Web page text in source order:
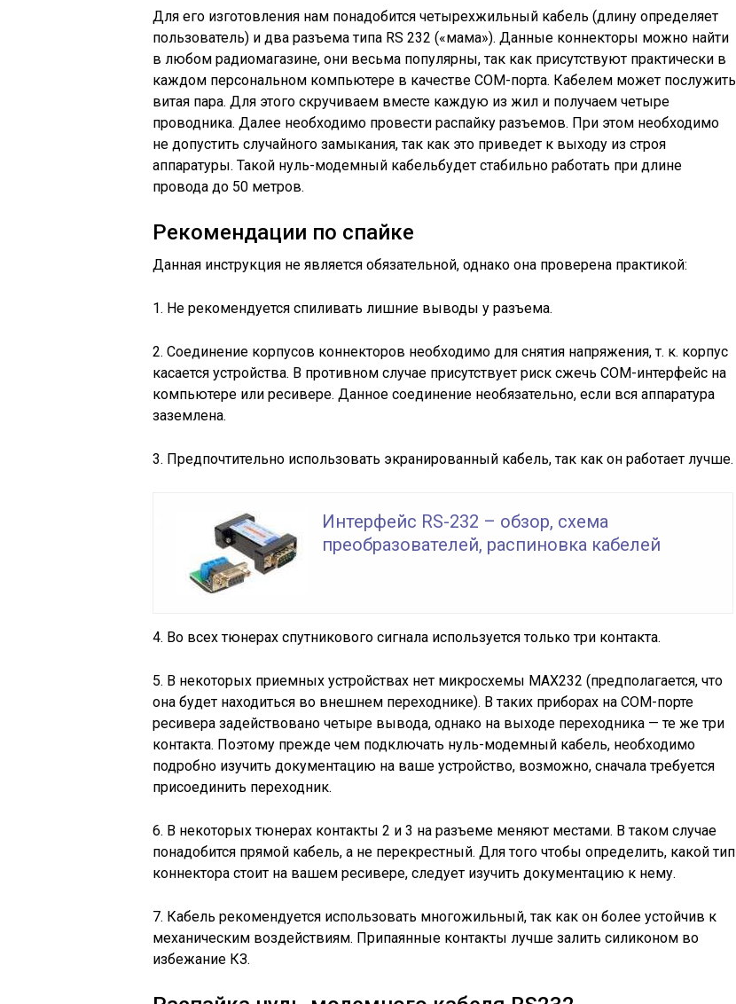
Для его изготовления нам понадобится четырехжильный кабель (длину определяет
пользователь) и два разъема типа RS 232 («мама»). Данные коннекторы можно найти
в любом радиомагазине, они весьма популярны, так как присутствуют практически в
каждом персональном компьютере в качестве СОМ-порта. Кабелем может послужить
витая пара. Для этого скручиваем вместе каждую из жил и получаем четыре
проводника. Далее необходимо провести распайку разъемов. При этом необходимо
не допустить случайного замыкания, так как это приведет к выходу из строя
аппаратуры. Такой нуль-модемный кабельбудет стабильно работать при длине
провода до 50 метров.
Рекомендации по спайке
Данная инструкция не является обязательной, однако она проверена практикой:
1. Не рекомендуется спиливать лишние выводы у разъема.
2. Соединение корпусов коннекторов необходимо для снятия напряжения, т. к. корпус
касается устройства. В противном случае присутствует риск сжечь СОМ-интерфейс на
компьютере или ресивере. Данное соединение необязательно, если вся аппаратура
заземлена.
3. Предпочтительно использовать экранированный кабель, так как он работает лучше.
Интерфейс RS-232 – обзор, схема
преобразователей, распиновка кабелей
4. Во всех тюнерах спутникового сигнала используется только три контакта.
5. В некоторых приемных устройствах нет микросхемы МАХ232 (предполагается, что
она будет находиться во внешнем переходнике). В таких приборах на СОМ-порте
ресивера задействовано четыре вывода, однако на выходе переходника — те же три
контакта. Поэтому прежде чем подключать нуль-модемный кабель, необходимо
подробно изучить документацию на ваше устройство, возможно, сначала требуется
присоединить переходник.
6. В некоторых тюнерах контакты 2 и 3 на разъеме меняют местами. В таком случае
понадобится прямой кабель, а не перекрестный. Для того чтобы определить, какой тип
коннектора стоит на вашем ресивере, следует изучить документацию к нему.
7. Кабель рекомендуется использовать многожильный, так как он более устойчив к
механическим воздействиям. Припаянные контакты лучше залить силиконом во
избежание КЗ.